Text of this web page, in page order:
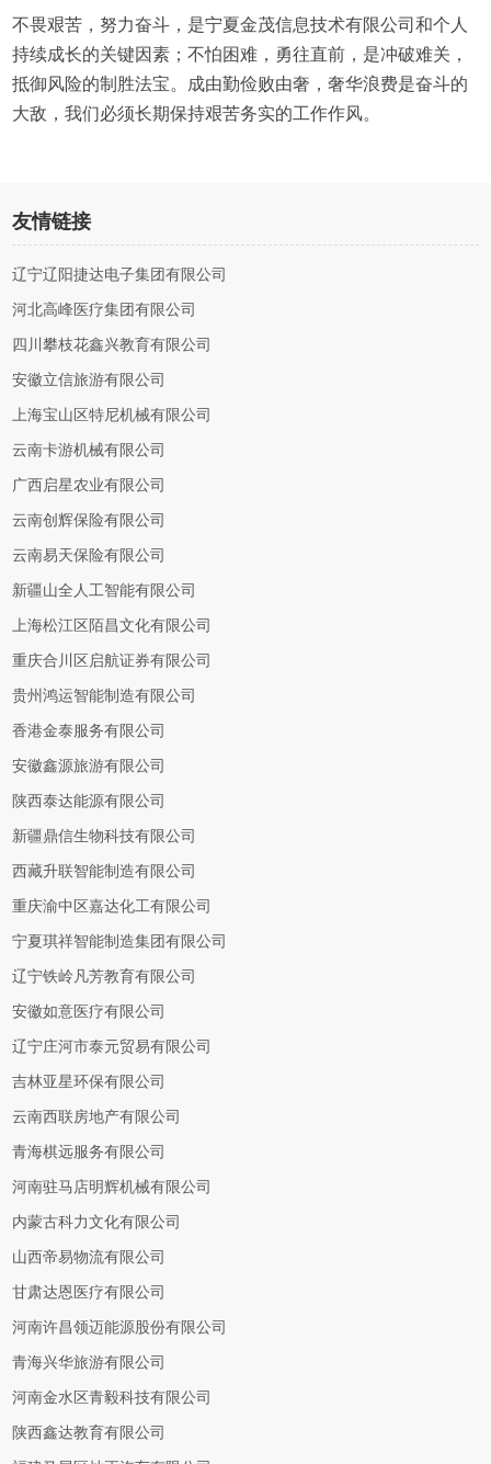
不畏艰苦，努力奋斗，是宁夏金茂信息技术有限公司和个人
持续成长的关键因素；不怕困难，勇往直前，是冲破难关，
抵御风险的制胜法宝。成由勤俭败由奢，奢华浪费是奋斗的
大敌，我们必须长期保持艰苦务实的工作作风。
友情链接
辽宁辽阳捷达电子集团有限公司
河北高峰医疗集团有限公司
四川攀枝花鑫兴教育有限公司
安徽立信旅游有限公司
上海宝山区特尼机械有限公司
云南卡游机械有限公司
广西启星农业有限公司
云南创辉保险有限公司
云南易天保险有限公司
新疆山全人工智能有限公司
上海松江区陌昌文化有限公司
重庆合川区启航证券有限公司
贵州鸿运智能制造有限公司
香港金泰服务有限公司
安徽鑫源旅游有限公司
陕西泰达能源有限公司
新疆鼎信生物科技有限公司
西藏升联智能制造有限公司
重庆渝中区嘉达化工有限公司
宁夏琪祥智能制造集团有限公司
辽宁铁岭凡芳教育有限公司
安徽如意医疗有限公司
辽宁庄河市泰元贸易有限公司
吉林亚星环保有限公司
云南西联房地产有限公司
青海棋远服务有限公司
河南驻马店明辉机械有限公司
内蒙古科力文化有限公司
山西帝易物流有限公司
甘肃达恩医疗有限公司
河南许昌领迈能源股份有限公司
青海兴华旅游有限公司
河南金水区青毅科技有限公司
陕西鑫达教育有限公司